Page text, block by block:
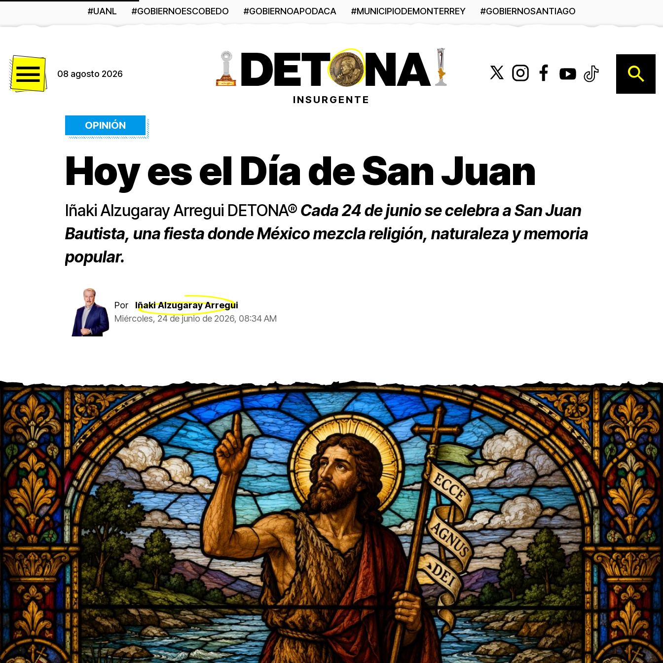
#UANL #GOBIERNOESCOBEDO #GOBIERNOAPODACA #MUNICIPIODEMONTERREY #GOBIERNOSANTIAGO
08 agosto 2026
INSURGENTE
OPINIÓN
Hoy es el Día de San Juan
Iñaki Alzugaray Arregui DETONA® Cada 24 de junio se celebra a San Juan
Bautista, una fiesta donde México mezcla religión, naturaleza y memoria
popular.
Por
Iñaki Alzugaray Arregui
Miércoles, 24 de junio de 2026, 08:34 AM